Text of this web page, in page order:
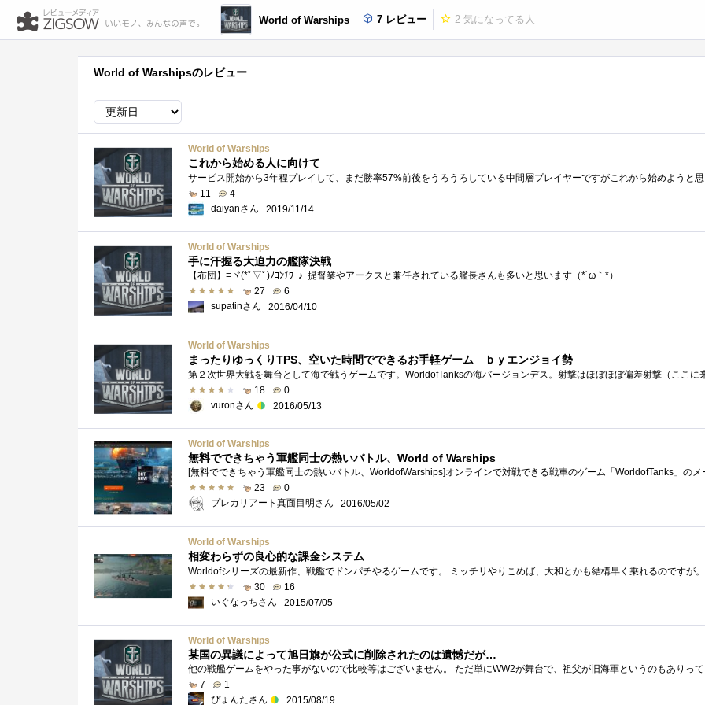
World of Warships 7 レビュー 2 気になってる人
World of Warshipsのレビュー
World of Warships
これから始める人に向けて
11
4
daiyanさん
2019/11/14
World of Warships
手に汗握る大迫力の艦隊決戦
【布団】≡ヾ(*ﾟ▽ﾟ)ﾉｺﾝﾁﾜｰ♪ 提督業やアークスと兼任されている艦長さんも多いと思います（*´ω｀*）
27
6
supatinさん
2016/04/10
World of Warships
まったりゆっくりTPS、空いた時間でできるお手軽ゲーム ｂｙエンジョイ勢
18
0
vuronさん
2016/05/13
World of Warships
無料でできちゃう軍艦同士の熱いバトル、World of Warships
23
0
プレカリアート真面目明さん
2016/05/02
World of Warships
相変わらずの良心的な課金システム
30
16
いぐなっちさん
2015/07/05
World of Warships
某国の異議によって旭日旗が公式に削除されたのは遺憾だが…
7
1
ぴょんたさん
2015/08/19